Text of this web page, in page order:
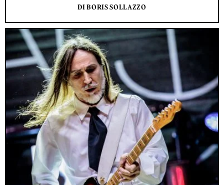
DI BORIS SOLLAZZO